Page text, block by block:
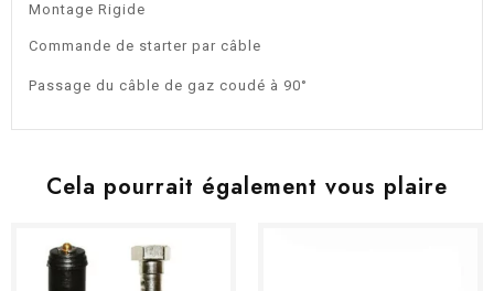
Montage Rigide
Commande de starter par câble
Passage du câble de gaz coudé à 90°
Cela pourrait également vous plaire